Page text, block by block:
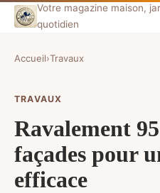
Votre magazine maison,
quotidien
Accueil›Travaux
TRAVAUX
Ravalement
façades pour
efficace